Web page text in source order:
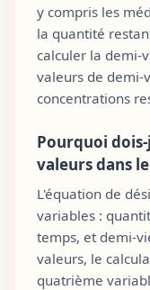
y compris les
la quantité
calculer la demi-
valeurs de demi-
concentrations
Pourquoi
valeurs dans
L'équation de
variables :
temps, et demi-
valeurs, le
quatrième